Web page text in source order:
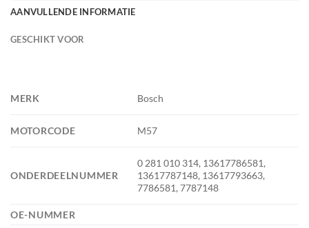
AANVULLENDE INFORMATIE
GESCHIKT VOOR
MERK Bosch
MOTORCODE M57
ONDERDEELNUMMER
0 281 010 314, 13617786581,
13617787148, 13617793663,
7786581, 7787148
OE-NUMMER